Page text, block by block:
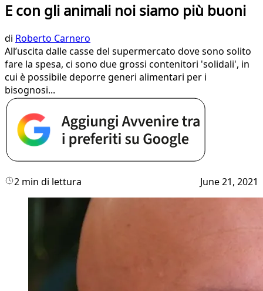
E con gli animali noi siamo più buoni
di Roberto Carnero
All’uscita dalle casse del supermercato dove sono solito
fare la spesa, ci sono due grossi contenitori 'solidali', in
cui è possibile deporre generi alimentari per i
bisognosi...
2 min di lettura June 21, 2021